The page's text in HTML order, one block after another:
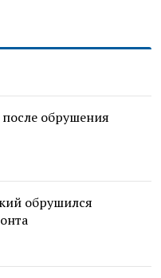
обрушения
обрушился